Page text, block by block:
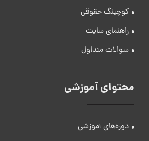
کوچینگ حقوقی
راهنمای سایت
سوالات متداول
محتوای آموزشی
دوره‌های آموزشی